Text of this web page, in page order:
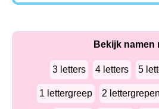
Bekijk namen
3 letters 4 letters 5
1 lettergreep 2 lettergrepen